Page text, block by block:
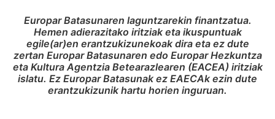
Europar Batasunaren laguntzarekin finantzatua.
Hemen adierazitako iritziak eta ikuspuntuak
egile(ar)en erantzukizunekoak dira eta ez dute
zertan Europar Batasunaren edo Europar Hezkuntza
eta Kultura Agentzia Betearazlearen (EACEA) iritziak
islatu. Ez Europar Batasunak ez EAECAk ezin dute
erantzukizunik hartu horien inguruan.